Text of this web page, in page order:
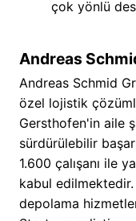
çok yönlü
Andreas
Andreas Schmid
özel lojistik
Gersthofen'in aile
sürdürülebilir
1.600 çalışanı ile
kabul
depolama